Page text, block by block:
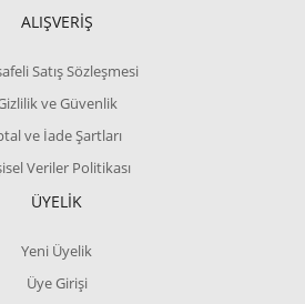
ALIŞVERİŞ
Satış Sözleşmesi
ve Güvenlik
ve İade Şartları
Veriler Politikası
ÜYELİK
Yeni Üyelik
Üye Girişi